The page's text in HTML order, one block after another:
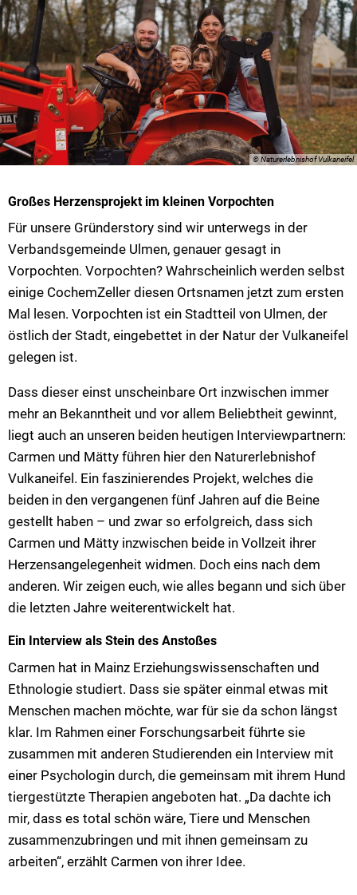
© Naturerlebnishof Vulkaneifel
Großes Herzensprojekt im kleinen Vorpochten
Für unsere Gründerstory sind wir unterwegs in der
Verbandsgemeinde Ulmen, genauer gesagt in
Vorpochten. Vorpochten? Wahrscheinlich werden selbst
einige CochemZeller diesen Ortsnamen jetzt zum ersten
Mal lesen. Vorpochten ist ein Stadtteil von Ulmen, der
östlich der Stadt, eingebettet in der Natur der Vulkaneifel
gelegen ist.
Dass dieser einst unscheinbare Ort inzwischen immer
mehr an Bekanntheit und vor allem Beliebtheit gewinnt,
liegt auch an unseren beiden heutigen Interviewpartnern:
Carmen und Mätty führen hier den Naturerlebnishof
Vulkaneifel. Ein faszinierendes Projekt, welches die
beiden in den vergangenen fünf Jahren auf die Beine
gestellt haben – und zwar so erfolgreich, dass sich
Carmen und Mätty inzwischen beide in Vollzeit ihrer
Herzensangelegenheit widmen. Doch eins nach dem
anderen. Wir zeigen euch, wie alles begann und sich über
die letzten Jahre weiterentwickelt hat.
Ein Interview als Stein des Anstoßes
Carmen hat in Mainz Erziehungswissenschaften und
Ethnologie studiert. Dass sie später einmal etwas mit
Menschen machen möchte, war für sie da schon längst
klar. Im Rahmen einer Forschungsarbeit führte sie
zusammen mit anderen Studierenden ein Interview mit
einer Psychologin durch, die gemeinsam mit ihrem Hund
tiergestützte Therapien angeboten hat. „Da dachte ich
mir, dass es total schön wäre, Tiere und Menschen
zusammenzubringen und mit ihnen gemeinsam zu
arbeiten“, erzählt Carmen von ihrer Idee.